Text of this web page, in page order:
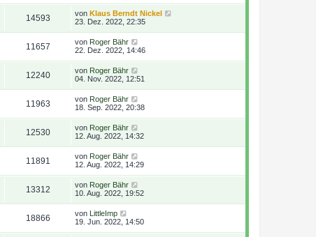
14593 von Klaus Berndt Nickel
23. Dez. 2022, 22:35
11657 von Roger Bähr
22. Dez. 2022, 14:46
12240 von Roger Bähr
04. Nov. 2022, 12:51
11963 von Roger Bähr
18. Sep. 2022, 20:38
12530 von Roger Bähr
12. Aug. 2022, 14:32
11891 von Roger Bähr
12. Aug. 2022, 14:29
13312 von Roger Bähr
10. Aug. 2022, 19:52
18866 von LittleImp
19. Jun. 2022, 14:50